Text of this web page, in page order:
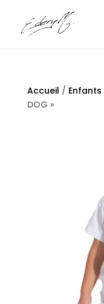
Accueil / Enfants
DOG »